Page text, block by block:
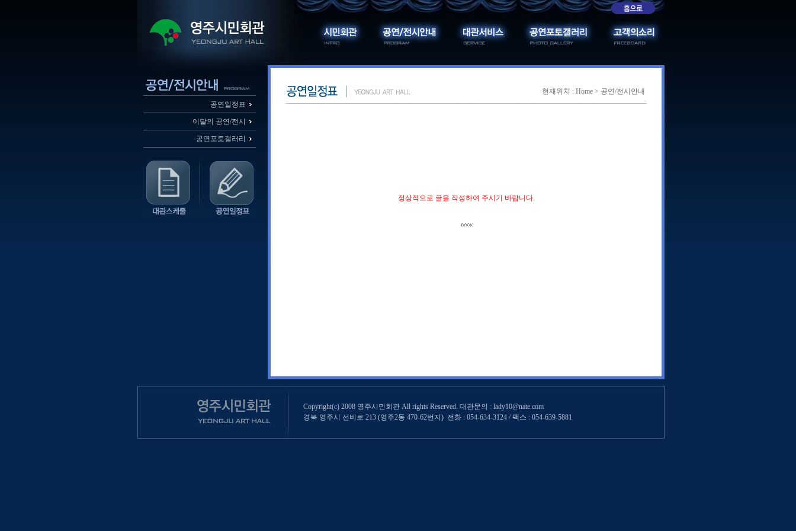
공연일정표
이달의 공연/전시
공연포토갤러리
현재위치 : Home > 공연/전시안내
정상적으로 글을 작성하여 주시기 바랍니다.
Copyright(c) 2008 영주시민회관 All rights Reserved. 대관문의 : lady10@nate.com
경북 영주시 선비로 213 (영주2동 470-62번지) 전화 : 054-634-3124 / 팩스 : 054-639-5881